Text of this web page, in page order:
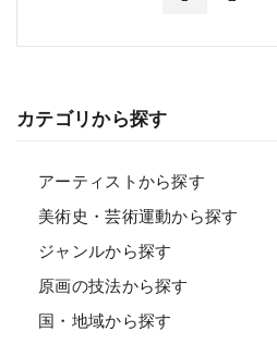
カテゴリから探す
アーティストから探す
美術史・芸術運動から探す
ジャンルから探す
原画の技法から探す
国・地域から探す